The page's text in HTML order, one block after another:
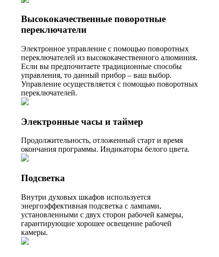
Высококачественные поворотные
переключатели
Электронное управление с помощью поворотных
переключателей из высококачественного алюминия.
Если вы предпочитаете традиционные способы
управления, то данный прибор – ваш выбор.
Управление осуществляется с помощью поворотных
переключателей.
Электронные часы и таймер
Продолжительность, отложенный старт и время
окончания программы. Индикаторы белого цвета.
Подсветка
Внутри духовых шкафов используется
энергоэффективная подсветка с лампами,
установленными с двух сторон рабочей камеры,
гарантирующие хорошее освещение рабочей
камеры.